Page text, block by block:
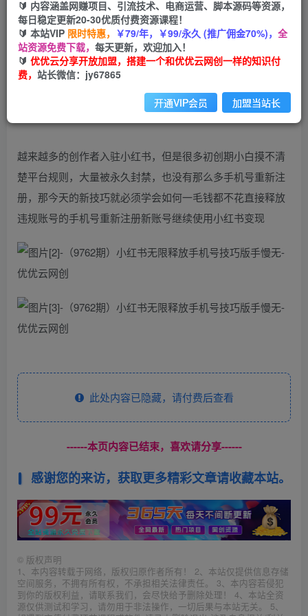
（9762期）小红书无限释放手机号技巧版手慢无
优优云网创
2年前更新
私信
1752 157
越来越多的创作者入驻小红书，但是很多初创期小白摸不清
楚平台规则，大量被永久封禁，也没有那么多手机号重新注
册，那今天的新技巧就必须学会如何一毛钱都不花直接释放
违规账号的手机号重新注册新账号继续使用小红书变现
此处内容已隐藏，请付费后查看
------本页内容已结束，喜欢请分享------
感谢您的来访，获取更多精彩文章请收藏本站。
© 版权声明
1、本内容转载于网络，版权归原作者所有！ 2、本站仅提供信息存储
空间服务，不拥有所有权，不承担相关法律责任。 3、本内容若侵犯
到你的版权利益，请联系我们，会尽快给予删除处理！ 4、本站全资
源仅供测试和学习，请勿用于非法操作，一切后果与本站无关。 5、
🔰 内容涵盖网赚项目、引流技术、电商运营、脚本源码等资源，
每日稳定更新20-30优质付费资源课程！
🔰 本站VIP 限时特惠， ￥79/年，￥99/永久 (推广佣金70%)， 全
站资源免费下载， 每天更新，欢迎加入！
🔰 优优云分享开放加盟，搭建一个和优优云网创一样的知识付
费， 站长微信：jy67865
开通VIP会员 加盟当站长